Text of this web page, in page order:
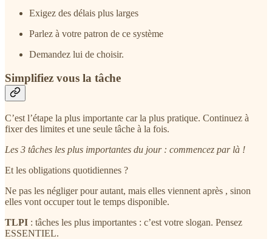
Exigez des délais plus larges
Parlez à votre patron de ce système
Demandez lui de choisir.
Simplifiez vous la tâche
C’est l’étape la plus importante car la plus pratique. Continuez à
fixer des limites et une seule tâche à la fois.
Les 3 tâches les plus importantes du jour : commencez par là !
Et les obligations quotidiennes ?
Ne pas les négliger pour autant, mais elles viennent après , sinon
elles vont occuper tout le temps disponible.
TLPI : tâches les plus importantes : c’est votre slogan. Pensez
ESSENTIEL.